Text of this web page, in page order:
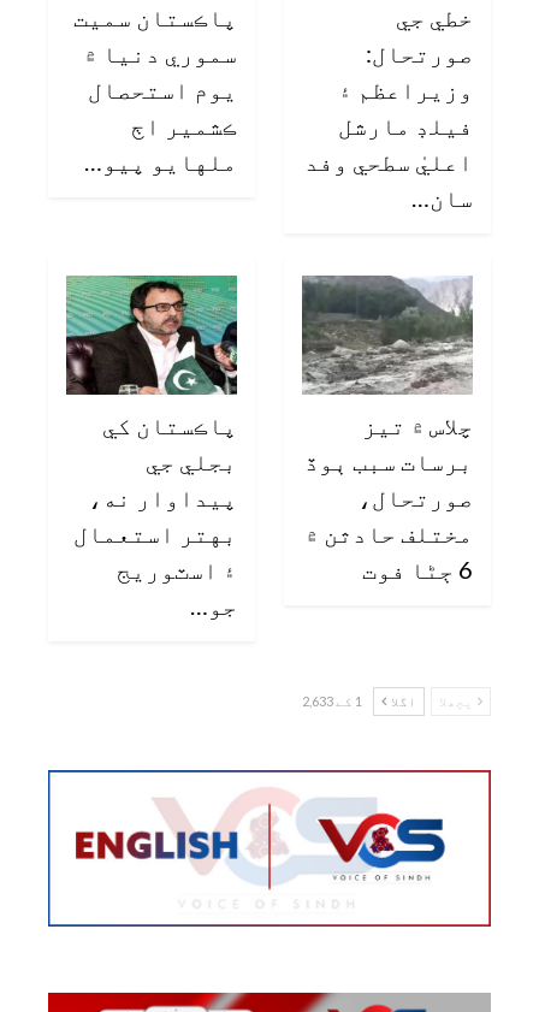
خطي جي
صورتحال:
وزيراعظم ۽
فيلڊ مارشل
اعليٰ سطحي وفد
سان…
پاڪستان سميت
سموري دنيا ۾
يوم استحصال
ڪشمير اڄ
ملهايو پيو…
چلاس ۾ تيز
برسات سبب ٻوڏ
صورتحال،
مختلف حادثن ۾
6 ڄڻا فوت
پاڪستان کي
بجلي جي
پيداوار نه،
بهتر استعمال
۽ اسٽوريج
جو…
پچھلا اگلا 1 کے 2,633